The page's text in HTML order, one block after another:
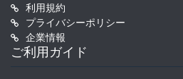
利用規約
プライバシーポリシー
企業情報
ご利用ガイド